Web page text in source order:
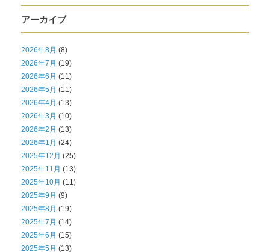
アーカイブ
2026年8月 (8)
2026年7月 (19)
2026年6月 (11)
2026年5月 (11)
2026年4月 (13)
2026年3月 (10)
2026年2月 (13)
2026年1月 (24)
2025年12月 (25)
2025年11月 (13)
2025年10月 (11)
2025年9月 (9)
2025年8月 (19)
2025年7月 (14)
2025年6月 (15)
2025年5月 (13)